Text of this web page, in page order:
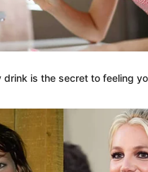
drink is the secret to feeling